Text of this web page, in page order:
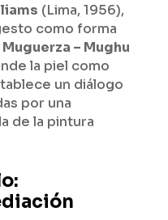
(Lima, 1956),
como forma
– Mughu
la piel como
un diálogo
por una
de la pintura